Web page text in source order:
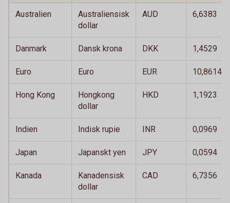
Australien
Australiensisk
dollar
AUD 6,6383
Danmark Dansk krona DKK 1,4529
Euro Euro EUR 10,8614
Hong Kong
Hongkong
dollar
HKD 1,1923
Indien Indisk rupie INR 0,0969
Japan Japanskt yen JPY 0,0594
Kanada
Kanadensisk
dollar
CAD 6,7356